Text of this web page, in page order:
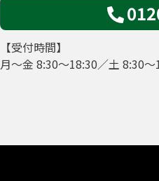
【受付時間】
月～金 8:30～18:30／土 8:30～